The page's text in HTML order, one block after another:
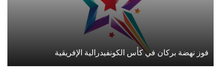
فوز نهضة بركان في كأس الكونفيدرالية الإفريقية